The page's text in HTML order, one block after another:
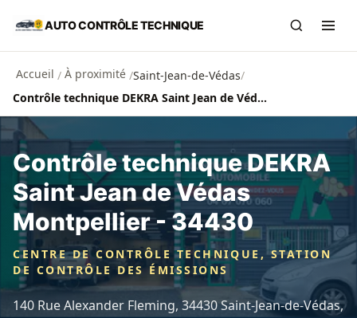
Aller au contenu principal
AUTO CONTRÔLE TECHNIQUE
Accueil / À proximité /Saint-Jean-de-Védas/
Contrôle technique DEKRA Saint Jean de Védas Montpellier - 34430
Contrôle technique DEKRA
Saint Jean de Védas
Montpellier - 34430
CENTRE DE CONTRÔLE TECHNIQUE, STATION
DE CONTRÔLE DES ÉMISSIONS
140 Rue Alexander Fleming, 34430 Saint-Jean-de-Védas,